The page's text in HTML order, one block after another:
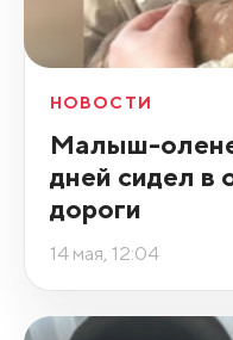
НОВОСТИ
Малыш-
дней сидел в
дороги
14 мая, 12:04